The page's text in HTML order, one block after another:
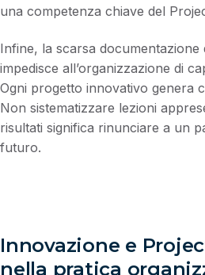
una competenza chiave del
Infine, la scarsa documentazione
impedisce all’organizzazione di
Ogni progetto innovativo genera
Non sistematizzare lezioni
risultati significa rinunciare a un
futuro.
Innovazione e
nella pratica